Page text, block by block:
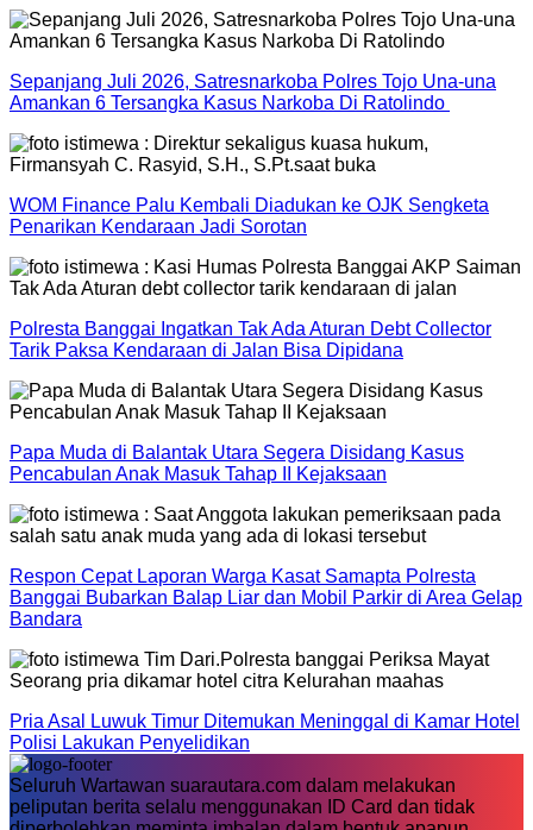
Sepanjang Juli 2026, Satresnarkoba Polres Tojo Una-una
Amankan 6 Tersangka Kasus Narkoba Di Ratolindo
WOM Finance Palu Kembali Diadukan ke OJK Sengketa
Penarikan Kendaraan Jadi Sorotan
Polresta Banggai Ingatkan Tak Ada Aturan Debt Collector
Tarik Paksa Kendaraan di Jalan Bisa Dipidana
Papa Muda di Balantak Utara Segera Disidang Kasus
Pencabulan Anak Masuk Tahap II Kejaksaan
Respon Cepat Laporan Warga Kasat Samapta Polresta
Banggai Bubarkan Balap Liar dan Mobil Parkir di Area Gelap
Bandara
Pria Asal Luwuk Timur Ditemukan Meninggal di Kamar Hotel
Polisi Lakukan Penyelidikan
Seluruh Wartawan suarautara.com dalam melakukan
peliputan berita selalu menggunakan ID Card dan tidak